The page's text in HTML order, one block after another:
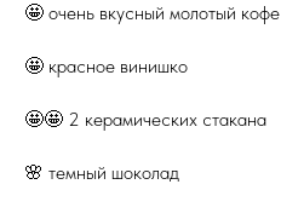
🤩 очень вкусный молотый кофе
🤩 красное винишко
🤩🤩 2 керамических стакана
🌸 темный шоколад